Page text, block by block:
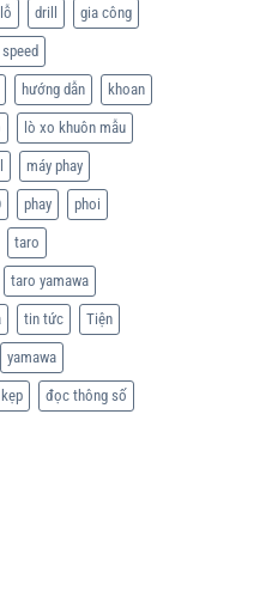
drill gia công
speed
hướng dẫn khoan
lò xo khuôn mẫu
máy phay
phay phoi
taro
taro yamawa
tin tức Tiện
yamawa
đọc thông số